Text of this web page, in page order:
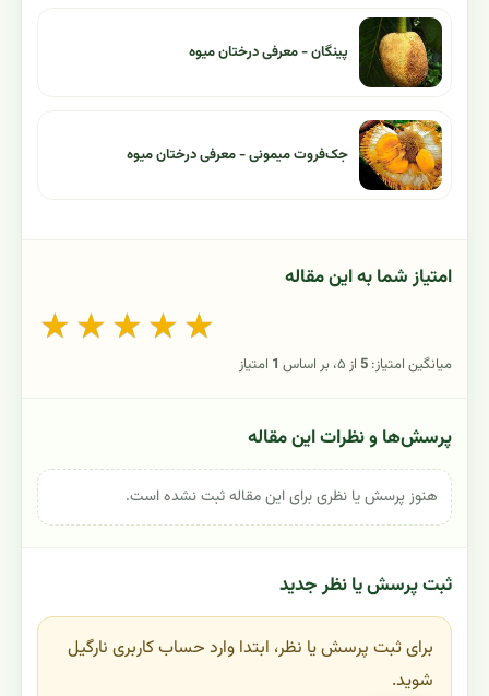
پینگان - معرفی درختان میوه
جک‌فروت میمونی - معرفی درختان میوه
امتیاز شما به این مقاله
★ ★ ★ ★ ★
میانگین امتیاز: 5از ۵، بر اساس 1 امتیاز
پرسش‌ها و نظرات این مقاله
هنوز پرسش یا نظری برای این مقاله ثبت نشده است.
ثبت پرسش یا نظر جدید
برای ثبت پرسش یا نظر، ابتدا وارد حساب کاربری نارگیل
شوید.